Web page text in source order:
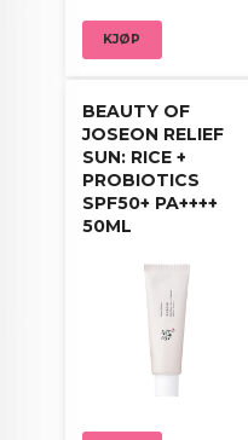
KJØP
BEAUTY OF
JOSEON RELIEF
SUN: RICE +
PROBIOTICS
SPF50+ PA++++
50ML